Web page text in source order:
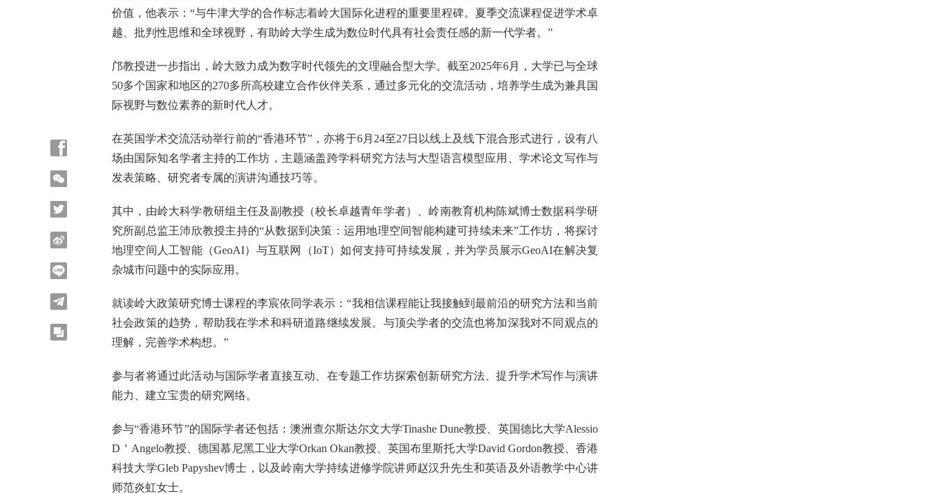
价值，他表示：“与牛津大学的合作标志着岭大国际化进程的重要里程碑。夏季交流课程促进学术卓
越、批判性思维和全球视野，有助岭大学生成为数位时代具有社会责任感的新一代学者。”
邝教授进一步指出，岭大致力成为数字时代领先的文理融合型大学。截至2025年6月，大学已与全球
50多个国家和地区的270多所高校建立合作伙伴关系，通过多元化的交流活动，培养学生成为兼具国
际视野与数位素养的新时代人才。
在英国学术交流活动举行前的“香港环节”，亦将于6月24至27日以线上及线下混合形式进行，设有八
场由国际知名学者主持的工作坊，主题涵盖跨学科研究方法与大型语言模型应用、学术论文写作与
发表策略、研究者专属的演讲沟通技巧等。
其中，由岭大科学教研组主任及副教授（校长卓越青年学者）、岭南教育机构陈斌博士数据科学研
究所副总监王沛欣教授主持的“从数据到决策：运用地理空间智能构建可持续未来”工作坊，将探讨
地理空间人工智能（GeoAI）与互联网（IoT）如何支持可持续发展，并为学员展示GeoAI在解决复
杂城市问题中的实际应用。
就读岭大政策研究博士课程的李宸依同学表示：“我相信课程能让我接触到最前沿的研究方法和当前
社会政策的趋势，帮助我在学术和科研道路继续发展。与顶尖学者的交流也将加深我对不同观点的
理解，完善学术构想。”
参与者将通过此活动与国际学者直接互动、在专题工作坊探索创新研究方法、提升学术写作与演讲
能力、建立宝贵的研究网络。
参与“香港环节”的国际学者还包括：澳洲查尔斯达尔文大学Tinashe Dune教授、英国德比大学Alessio
D＇Angelo教授、德国慕尼黑工业大学Orkan Okan教授、英国布里斯托大学David Gordon教授、香港
科技大学Gleb Papyshev博士，以及岭南大学持续进修学院讲师赵汉升先生和英语及外语教学中心讲
师范炎虹女士。